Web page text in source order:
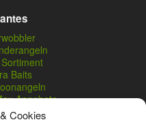
Cookies
Baits
Angebote